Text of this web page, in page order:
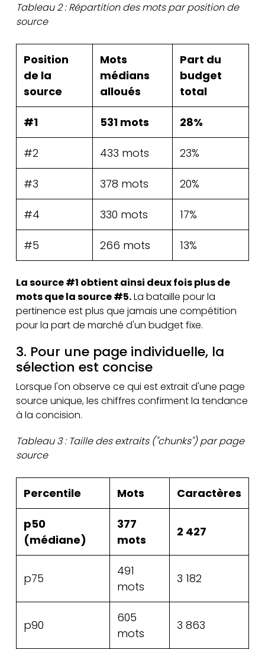
Tableau 2 : Répartition des mots par position de
source
Position
de la
source
Mots
médians
alloués
Part du
budget
total
#1 531 mots 28%
#2 433 mots 23%
#3 378 mots 20%
#4 330 mots 17%
#5 266 mots 13%
La source #1 obtient ainsi deux fois plus de
mots que la source #5.La bataille pour la
pertinence est plus que jamais une compétition
pour la part de marché d'un budget fixe.
3. Pour une page individuelle, la
sélection est concise
Lorsque l'on observe ce qui est extrait d'une page
source unique, les chiffres confirment la tendance
à la concision.
Tableau 3 : Taille des extraits ("chunks") par page
source
Percentile Mots Caractères
p50
(médiane)
377
mots
2 427
p75
491
mots
3 182
p90
605
mots
3 863